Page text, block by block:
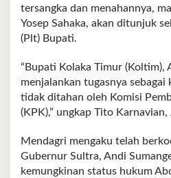
tersangka dan menahannya,
Yosep Sahaka, akan ditunjuk
(Plt) Bupati.
“Bupati Kolaka Timur (Koltim),
menjalankan tugasnya sebagai
tidak ditahan oleh Komisi
(KPK),” ungkap Tito
Mendagri mengaku telah
Gubernur Sultra, Andi
kemungkinan status hukum